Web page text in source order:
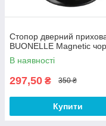
Стопор дверний
BUONELLE Magnetic
В наявності
297,50 ₴ 350 ₴
Купити